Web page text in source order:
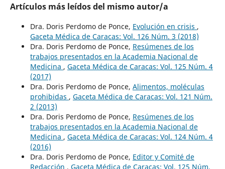
Artículos más leídos del mismo autor/a
Dra. Doris Perdomo de Ponce, Evolución en crisis ,
Gaceta Médica de Caracas: Vol. 126 Núm. 3 (2018)
Dra. Doris Perdomo de Ponce, Resúmenes de los
trabajos presentados en la Academia Nacional de
Medicina , Gaceta Médica de Caracas: Vol. 125 Núm. 4
(2017)
Dra. Doris Perdomo de Ponce, Alimentos, moléculas
prohibidas , Gaceta Médica de Caracas: Vol. 121 Núm.
2 (2013)
Dra. Doris Perdomo de Ponce, Resúmenes de los
trabajos presentados en la Academia Nacional de
Medicina , Gaceta Médica de Caracas: Vol. 124 Núm. 4
(2016)
Dra. Doris Perdomo de Ponce, Editor y Comité de
Redacción , Gaceta Médica de Caracas: Vol. 125 Núm.